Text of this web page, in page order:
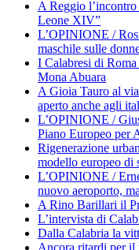
A Reggio
Leone XIV”
L’OPINIONE /
maschile sulle
I Calabresi di
Mona Abuara
A Gioia Tauro al
aperto anche agli
L’OPINIONE /
Piano Europeo per
Rigenerazione
modello europeo di
L’OPINIONE /
nuovo aeroporto,
A Rino Barillari il
L’intervista di
Dalla Calabria la
Ancora ritardi per il